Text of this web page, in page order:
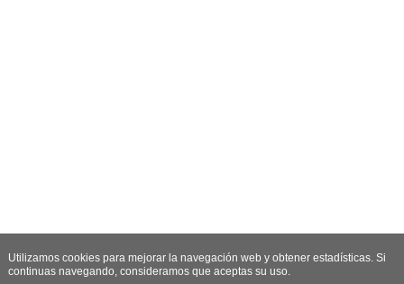
Utilizamos cookies para mejorar la navegación web y obtener estadísticas. Si
continuas navegando, consideramos que aceptas su uso.